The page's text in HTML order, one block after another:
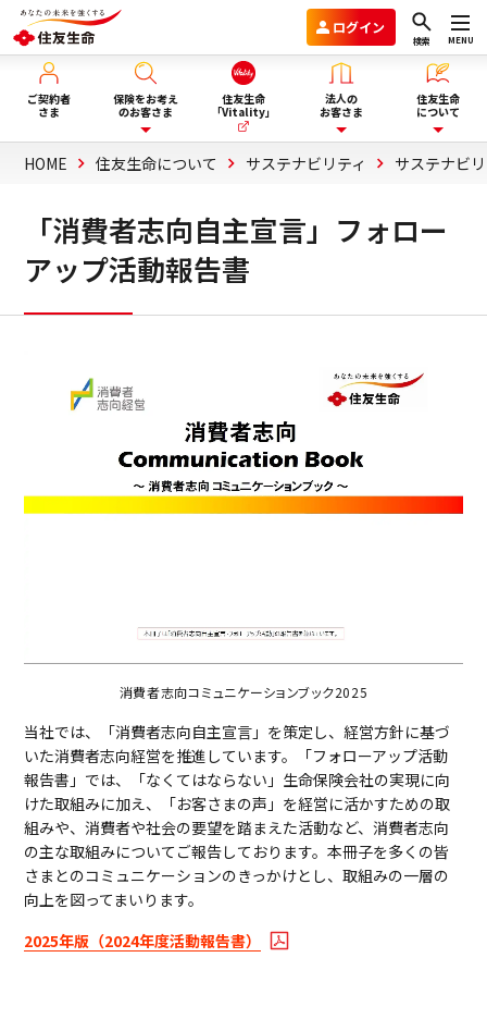
ログイン
検索 MENU
ご契約者
さま
保険をお考え
のお客さま
保険を選ぶ
商品一覧
ぴったり保険セレクター
資料請求
住友生命
「Vitality」
法人の
お客さま
企業年金のお客さま
団体保険と財形保険のお客さま
Vitality福利厚生タイプ
ビジネスサポートプログラム
住友生命
について
住友生命グループVision2030
会社情報
採用情報
HOME 住友生命について サステナビリティ サステナビ
「消費者志向自主宣言」フォロー
アップ活動報告書
消費者志向コミュニケーションブック2025
当社では、「消費者志向自主宣言」を策定し、経営方針に基づ
いた消費者志向経営を推進しています。「フォローアップ活動
報告書」では、「なくてはならない」生命保険会社の実現に向
けた取組みに加え、「お客さまの声」を経営に活かすための取
組みや、消費者や社会の要望を踏まえた活動など、消費者志向
の主な取組みについてご報告しております。本冊子を多くの皆
さまとのコミュニケーションのきっかけとし、取組みの一層の
向上を図ってまいります。
2025年版（2024年度活動報告書）